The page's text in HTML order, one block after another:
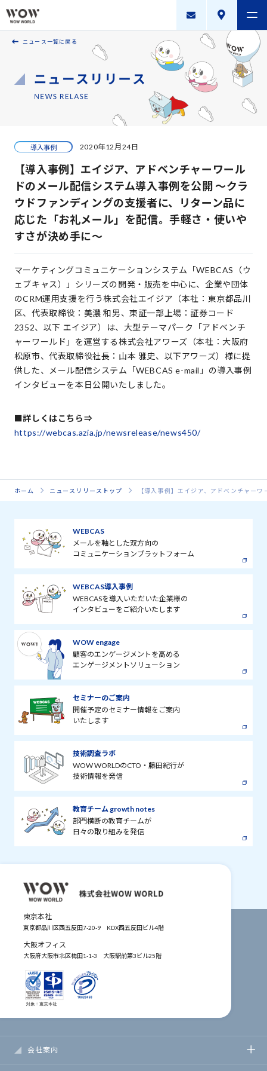
会社案内
採用案内
WOW WORLD GROUP
お問い合わせ ｜個人情報保護方針 ｜情報セキュリティ方針｜
新規お取引に関する留意事項
ニュース一覧に戻る
導入事例 2020年12月24日
【導入事例】エイジア、アドベンチャーワール
ドのメール配信システム導入事例を公開 ～クラ
ウドファンディングの支援者に、リターン品に
応じた「お礼メール」を配信。手軽さ・使いや
すさが決め手に～
マーケティングコミュニケーションシステム「WEBCAS（ウ
ェブキャス）」シリーズの開発・販売を中心に、企業や団体
のCRM運用支援を行う株式会社エイジア（本社：東京都品川
区、代表取締役：美濃 和男、東証一部上場：証券コード
2352、以下 エイジア）は、大型テーマパーク「アドベンチ
ャーワールド」を運営する株式会社アワーズ（本社：大阪府
松原市、代表取締役社長：山本 雅史、以下アワーズ）様に提
供した、メール配信システム「WEBCAS e-mail」の導入事例
インタビューを本日公開いたしました。
■詳しくはこちら⇒
https://webcas.azia.jp/newsrelease/news450/
ホーム ニュースリリーストップ 【導入事例】エイジア、アドベンチャー
WEBCAS
メールを軸とした双方向の
コミュニケーションプラットフォーム
WEBCAS導入事例
WEBCASを導入いただいた企業様の
インタビューをご紹介いたします
WOW engage
顧客のエンゲージメントを高める
エンゲージメントソリューション
セミナーのご案内
開催予定のセミナー情報をご案内
いたします
技術調査ラボ
WOW WORLDのCTO・藤田紀行が
技術情報を発信
教育チーム growth notes
部門横断の教育チームが
日々の取り組みを発信
東京本社
東京都品川区西五反田7-20-9 KDX西五反田ビル4階
大阪オフィス
大阪府大阪市北区梅田1-1-3 大阪駅前第3ビル25階
会社案内